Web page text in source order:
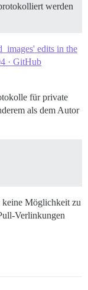
werden
edits in the
· GitHub
für private
als dem Autor
keine Möglichkeit zu
Verlinkungen